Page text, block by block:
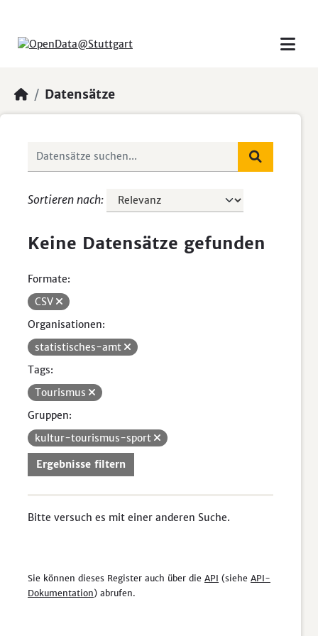
Datensätze
Sortieren nach
Keine Datensätze gefunden
Formate:
CSV
Organisationen:
statistisches-amt
Tags:
Tourismus
Gruppen:
kultur-tourismus-sport
Ergebnisse filtern
Bitte versuch es mit einer anderen Suche.
Sie können dieses Register auch über die API (siehe API-
Dokumentation) abrufen.